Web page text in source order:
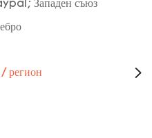
Западен съюз
/ регион